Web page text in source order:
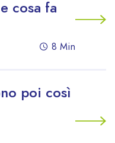
cosa fa
8 Min
poi così